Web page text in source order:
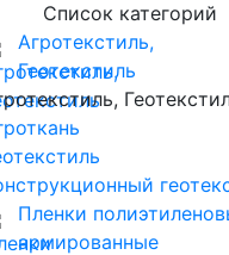
Список категорий
Агротекстиль,
Геотекстиль
Пленки
армированные